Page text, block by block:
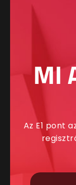
MI
Az E1 pont